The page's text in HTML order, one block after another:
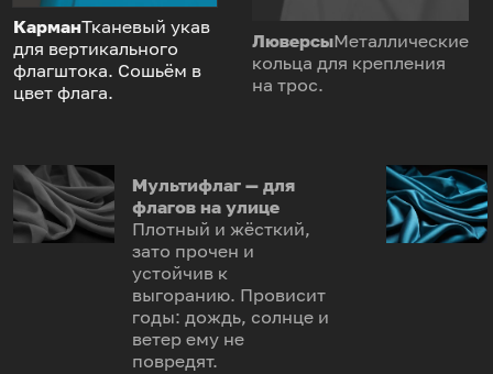
КарманТканевый укав
для вертикального
флагштока. Сошьём в
цвет флага.
ЛюверсыМеталлические
кольца для крепления
на трос.
Мультифлаг — для
флагов на улице
Плотный и жёсткий,
зато прочен и
устойчив к
выгоранию. Провисит
годы: дождь, солнце и
ветер ему не
повредят.